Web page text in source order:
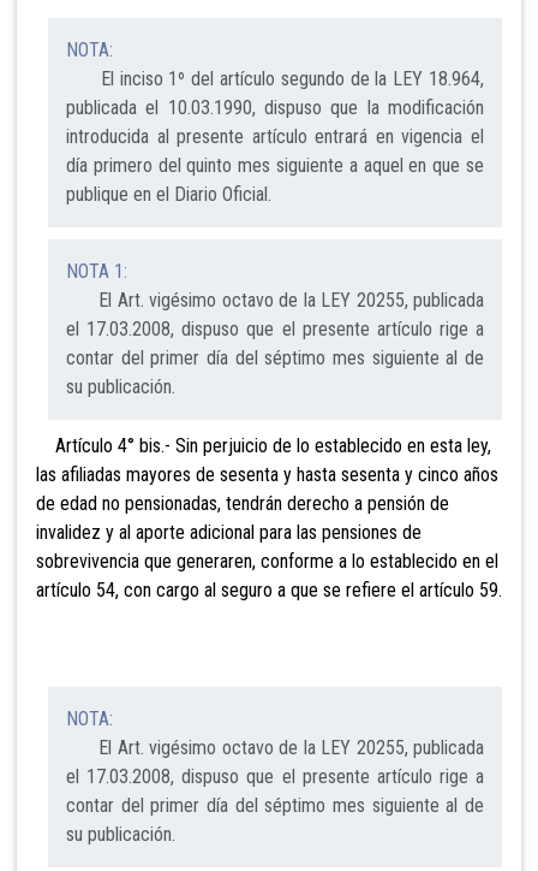
NOTA:
El inciso 1º del artículo segundo de la LEY 18.964,
publicada el 10.03.1990, dispuso que la modificación
introducida al presente artículo entrará en vigencia el
día primero del quinto mes siguiente a aquel en que se
publique en el Diario Oficial.
NOTA 1:
El Art. vigésimo octavo de la LEY 20255, publicada
el 17.03.2008, dispuso que el presente artículo rige a
contar del primer día del séptimo mes siguiente al de
su publicación.
Artículo 4° bis.- Sin perjuicio de lo establecido en esta ley,
las afiliadas mayores de sesenta y hasta sesenta y cinco años
de edad no pensionadas, tendrán derecho a pensión de
invalidez y al aporte adicional para las pensiones de
sobrevivencia que generaren, conforme a lo establecido en el
artículo 54, con cargo al seguro a que se refiere el artículo 59.
NOTA:
El Art. vigésimo octavo de la LEY 20255, publicada
el 17.03.2008, dispuso que el presente artículo rige a
contar del primer día del séptimo mes siguiente al de
su publicación.